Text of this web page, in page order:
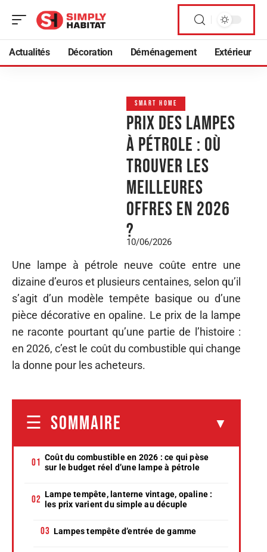
Actualités Décoration Déménagement Extérieur
SMART HOME
Prix des lampes
à pétrole : où
trouver les
meilleures
offres en 2026
?
10/06/2026
Une lampe à pétrole neuve coûte entre une
dizaine d’euros et plusieurs centaines, selon qu’il
s’agit d’un modèle tempête basique ou d’une
pièce décorative en opaline. Le prix de la lampe
ne raconte pourtant qu’une partie de l’histoire :
en 2026, c’est le coût du combustible qui change
la donne pour les acheteurs.
SOMMAIRE
Coût du combustible en 2026 : ce qui pèse
sur le budget réel d’une lampe à pétrole
Lampe tempête, lanterne vintage, opaline :
les prix varient du simple au décuple
Lampes tempête d’entrée de gamme